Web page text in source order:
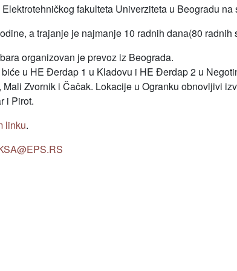
fakulteta Univerziteta u Beogradu na
a trajanje je najmanje 10 radnih dana(80 radnih
organizovan je prevoz iz Beograda.
u HE Đerdap 1 u Kladovu i HE Đerdap 2 u
Zvornik i Čačak. Lokacije u Ogranku obnovljivi
i Pirot.
linku.